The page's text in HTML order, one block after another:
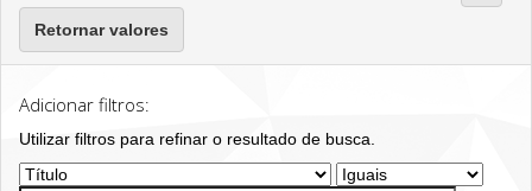
Retornar valores
Adicionar filtros:
Utilizar filtros para refinar o resultado de busca.